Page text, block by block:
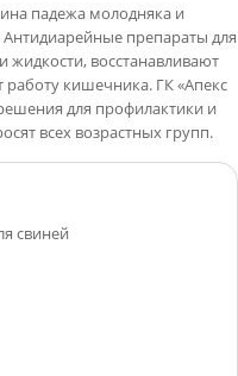
падежа молодняка и
препараты для
жидкости, восстанавливают
кишечника. ГК «Апекс
для профилактики и
всех возрастных групп.